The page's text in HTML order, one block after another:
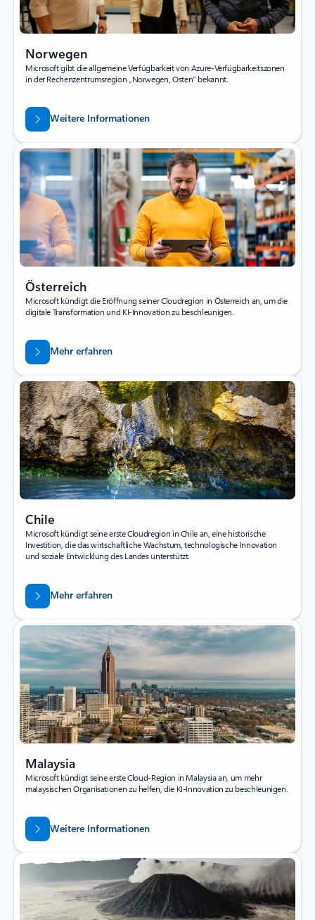
Norwegen
Microsoft gibt die allgemeine Verfügbarkeit von Azure-Verfügbarkeitszonen
in der Rechenzentrumsregion „Norwegen, Osten“ bekannt.
Weitere Informationen
Österreich
Microsoft kündigt die Eröffnung seiner Cloudregion in Österreich an, um die
digitale Transformation und KI-Innovation zu beschleunigen.
Mehr erfahren
Chile
Microsoft kündigt seine erste Cloudregion in Chile an, eine historische
Investition, die das wirtschaftliche Wachstum, technologische Innovation
und soziale Entwicklung des Landes unterstützt.
Mehr erfahren
Malaysia
Microsoft kündigt seine erste Cloud-Region in Malaysia an, um mehr
malaysischen Organisationen zu helfen, die KI-Innovation zu beschleunigen.
Weitere Informationen